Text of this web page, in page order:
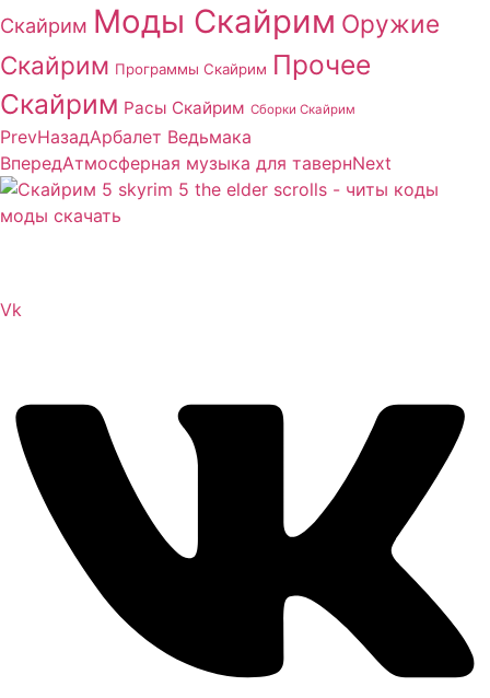
Скайрим Моды Скайрим Оружие
Скайрим Программы Скайрим Прочее
Скайрим Расы Скайрим Сборки Скайрим
PrevНазадАрбалет Ведьмака
ВпередАтмосферная музыка для тавернNext
Vk